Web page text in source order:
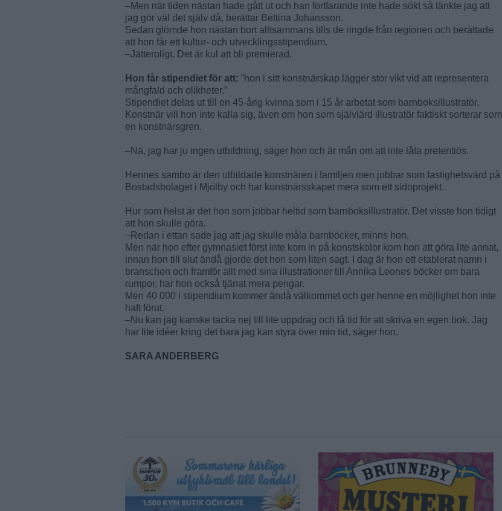
–Men när tiden nästan hade gått ut och han fortfarande inte hade sökt så tänkte jag att
jag gör väl det själv då, berättar Bettina Johansson.
Sedan glömde hon nästan bort alltsammans tills de ringde från regionen och berättade
att hon får ett kultur- och utvecklingsstipendium.
–Jätteroligt. Det är kul att bli premierad.
Hon får stipendiet för att: ”hon i sitt konstnärskap lägger stor vikt vid att representera
mångfald och olikheter.”
Stipendiet delas ut till en 45-årig kvinna som i 15 år arbetat som barnboksillustratör.
Konstnär vill hon inte kalla sig, även om hon som självlärd illustratör faktiskt sorterar som
en konstnärsgren.
–Nä, jag har ju ingen utbildning, säger hon och är mån om att inte låta pretentiös.
Hennes sambo är den utbildade konstnären i familjen men jobbar som fastighetsvärd på
Bostadsbolaget i Mjölby och har konstnärsskapet mera som ett sidoprojekt.
Hur som helst är det hon som jobbar heltid som barnboksillustratör. Det visste hon tidigt
att hon skulle göra.
–Redan i ettan sade jag att jag skulle måla barnböcker, minns hon.
Men när hon efter gymnasiet först inte kom in på konstskolor kom hon att göra lite annat,
innan hon till slut ändå gjorde det hon som liten sagt. I dag är hon ett etablerat namn i
branschen och framför allt med sina illustrationer till Annika Leones böcker om bara
rumpor, har hon också tjänat mera pengar.
Men 40 000 i stipendium kommer ändå välkommet och ger henne en möjlighet hon inte
haft förut.
–Nu kan jag kanske tacka nej till lite uppdrag och få tid för att skriva en egen bok. Jag
har lite idéer kring det bara jag kan styra över min tid, säger hon.
SARA ANDERBERG